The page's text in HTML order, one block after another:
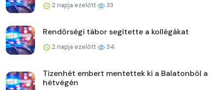
2 napja ezelőtt 33
Rendőrségi tábor segítette a kollégákat
2 napja ezelőtt 34
Tizenhét embert mentettek ki a Balatonból a
hétvégén